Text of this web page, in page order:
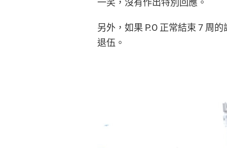
另外，如果 P.O 正常結束 7 周
退伍。